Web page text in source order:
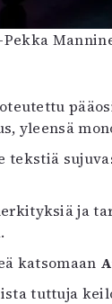
yleensä
tekstiä
ja
katsomaan
tuttuja